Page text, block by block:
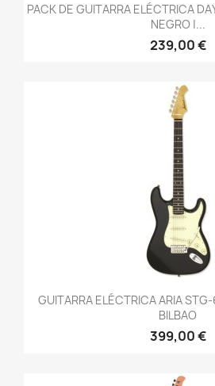
PACK DE GUITARRA ELÉCTRICA
NEGRO |...
239,00 €
GUITARRA ELÉCTRICA ARIA
BILBAO
399,00 €